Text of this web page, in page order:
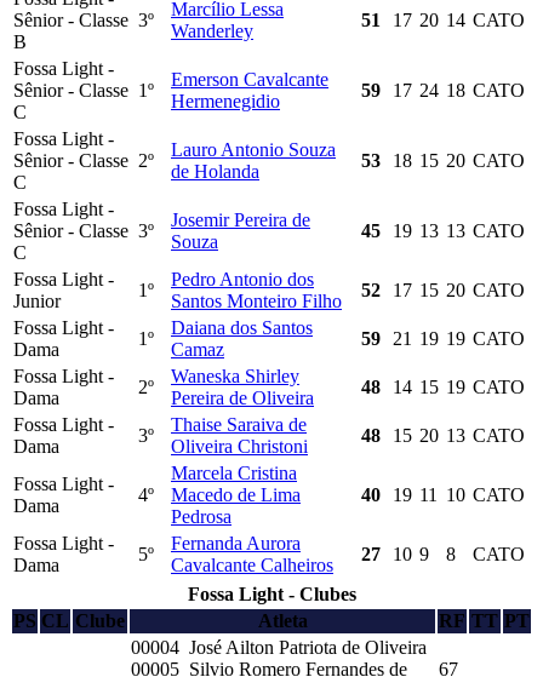
Sênior - Classe
B
3º
Marcílio Lessa
Wanderley
51 17 20 14 CATO
Fossa Light -
Sênior - Classe
C
1º
Emerson Cavalcante
Hermenegidio
59 17 24 18 CATO
Fossa Light -
Sênior - Classe
C
2º
Lauro Antonio Souza
de Holanda
53 18 15 20 CATO
Fossa Light -
Sênior - Classe
C
3º
Josemir Pereira de
Souza
45 19 13 13 CATO
Fossa Light -
Junior
1º
Pedro Antonio dos
Santos Monteiro Filho
52 17 15 20 CATO
Fossa Light -
Dama
1º
Daiana dos Santos
Camaz
59 21 19 19 CATO
Fossa Light -
Dama
2º
Waneska Shirley
Pereira de Oliveira
48 14 15 19 CATO
Fossa Light -
Dama
3º
Thaise Saraiva de
Oliveira Christoni
48 15 20 13 CATO
Fossa Light -
Dama
4º
Marcela Cristina
Macedo de Lima
Pedrosa
40 19 11 10 CATO
Fossa Light -
Dama
5º
Fernanda Aurora
Cavalcante Calheiros
27 10 9 8
CATO
Fossa Light - Clubes
PS CL Clube Atleta RF TT PT
00004 José Ailton Patriota de Oliveira
00005 Silvio Romero Fernandes de
67